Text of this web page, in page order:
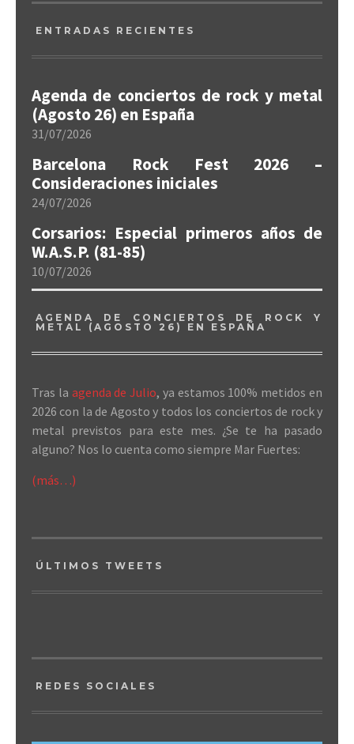
ENTRADAS RECIENTES
Agenda de conciertos de rock y metal
(Agosto 26) en España
31/07/2026
Barcelona Rock Fest 2026 –
Consideraciones iniciales
24/07/2026
Corsarios: Especial primeros años de
W.A.S.P. (81-85)
10/07/2026
AGENDA DE CONCIERTOS DE ROCK Y
METAL (AGOSTO 26) EN ESPAÑA
Tras la agenda de Julio, ya estamos 100% metidos en
2026 con la de Agosto y todos los conciertos de rock y
metal previstos para este mes. ¿Se te ha pasado
alguno? Nos lo cuenta como siempre Mar Fuertes:
(más…)
ÚLTIMOS TWEETS
REDES SOCIALES